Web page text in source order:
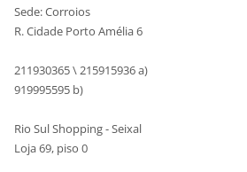
Sede: Corroios
R. Cidade Porto Amélia 6
211930365 \ 215915936 a)
919995595 b)
Rio Sul Shopping - Seixal
Loja 69, piso 0